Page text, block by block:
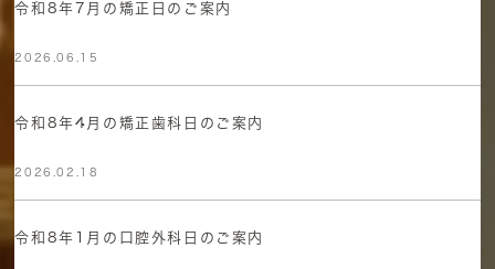
令和8年7月の矯正日のご案内
2026.06.15
令和8年4月の矯正歯科日のご案内
2026.02.18
令和8年1月の口腔外科日のご案内